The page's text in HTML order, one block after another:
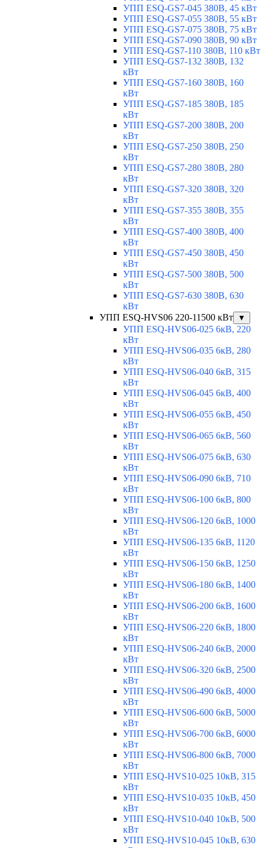
УПП ESQ-GS7-045 380В, 45 кВт
УПП ESQ-GS7-055 380В, 55 кВт
УПП ESQ-GS7-075 380В, 75 кВт
УПП ESQ-GS7-090 380В, 90 кВт
УПП ESQ-GS7-110 380В, 110 кВт
УПП ESQ-GS7-132 380В, 132
кВт
УПП ESQ-GS7-160 380В, 160
кВт
УПП ESQ-GS7-185 380В, 185
кВт
УПП ESQ-GS7-200 380В, 200
кВт
УПП ESQ-GS7-250 380В, 250
кВт
УПП ESQ-GS7-280 380В, 280
кВт
УПП ESQ-GS7-320 380В, 320
кВт
УПП ESQ-GS7-355 380В, 355
кВт
УПП ESQ-GS7-400 380В, 400
кВт
УПП ESQ-GS7-450 380В, 450
кВт
УПП ESQ-GS7-500 380В, 500
кВт
УПП ESQ-GS7-630 380В, 630
кВт
УПП ESQ-HVS06 220-11500 кВт
▼
УПП ESQ-HVS06-025 6кВ, 220
кВт
УПП ESQ-HVS06-035 6кВ, 280
кВт
УПП ESQ-HVS06-040 6кВ, 315
кВт
УПП ESQ-HVS06-045 6кВ, 400
кВт
УПП ESQ-HVS06-055 6кВ, 450
кВт
УПП ESQ-HVS06-065 6кВ, 560
кВт
УПП ESQ-HVS06-075 6кВ, 630
кВт
УПП ESQ-HVS06-090 6кВ, 710
кВт
УПП ESQ-HVS06-100 6кВ, 800
кВт
УПП ESQ-HVS06-120 6кВ, 1000
кВт
УПП ESQ-HVS06-135 6кВ, 1120
кВт
УПП ESQ-HVS06-150 6кВ, 1250
кВт
УПП ESQ-HVS06-180 6кВ, 1400
кВт
УПП ESQ-HVS06-200 6кВ, 1600
кВт
УПП ESQ-HVS06-220 6кВ, 1800
кВт
УПП ESQ-HVS06-240 6кВ, 2000
кВт
УПП ESQ-HVS06-320 6кВ, 2500
кВт
УПП ESQ-HVS06-490 6кВ, 4000
кВт
УПП ESQ-HVS06-600 6кВ, 5000
кВт
УПП ESQ-HVS06-700 6кВ, 6000
кВт
УПП ESQ-HVS06-800 6кВ, 7000
кВт
УПП ESQ-HVS10-025 10кВ, 315
кВт
УПП ESQ-HVS10-035 10кВ, 450
кВт
УПП ESQ-HVS10-040 10кВ, 500
кВт
УПП ESQ-HVS10-045 10кВ, 630